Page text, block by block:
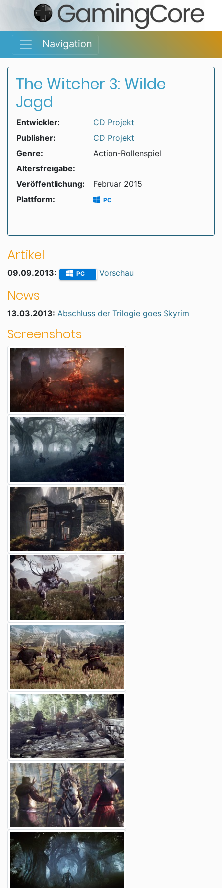
Navigation
The Witcher 3: Wilde
Jagd
Entwickler:
CD Projekt
Publisher:
CD Projekt
Genre:
Action-Rollenspiel
Altersfreigabe:
Veröffentlichung:
Februar 2015
Plattform:
PC
Artikel
09.09.2013: PC Vorschau
News
13.03.2013: Abschluss der Trilogie goes Skyrim
Screenshots